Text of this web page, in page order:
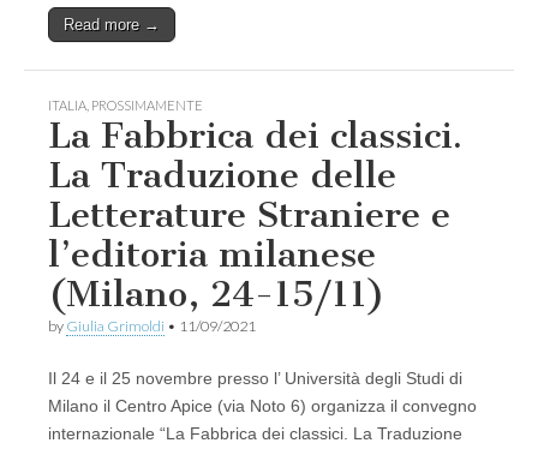
Read more →
ITALIA PROSSIMAMENTE
La Fabbrica dei classici.
La Traduzione delle
Letterature Straniere e
l’editoria milanese
(Milano, 24-15/11)
by Giulia Grimoldi • 11/09/2021
Il 24 e il 25 novembre presso l’ Università degli Studi di
Milano il Centro Apice (via Noto 6) organizza il convegno
internazionale “La Fabbrica dei classici. La Traduzione